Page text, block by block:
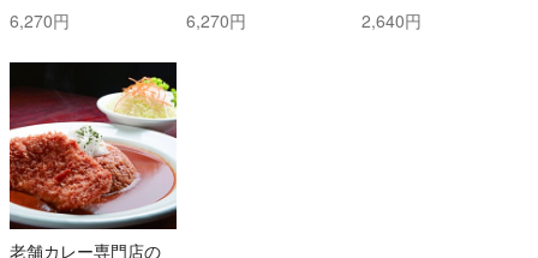
6,270円
6,270円
2,640円
老舗カレー専門店の